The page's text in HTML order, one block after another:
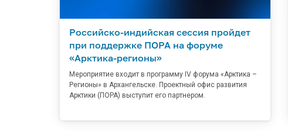
Российско-индийская сессия пройдет
при поддержке ПОРА на форуме
«Арктика-регионы»
Мероприятие входит в программу IV форума «Арктика –
Регионы» в Архангельске. Проектный офис развития
Арктики (ПОРА) выступит его партнером.